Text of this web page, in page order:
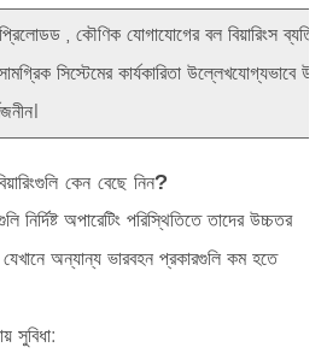
প্রিলোডড, কৌণিক যোগাযোগের বল বিয়ারিংস
সিস্টেমের কার্যকারিতা উল্লেখযোগ্যভাবে
কেন বেছে নিন?
নির্দিষ্ট অপারেটিং পরিস্থিতিতে তাদের উচ্চতর
যেখানে অন্যান্য ভারবহন প্রকারগুলি কম হতে
সুবিধা: